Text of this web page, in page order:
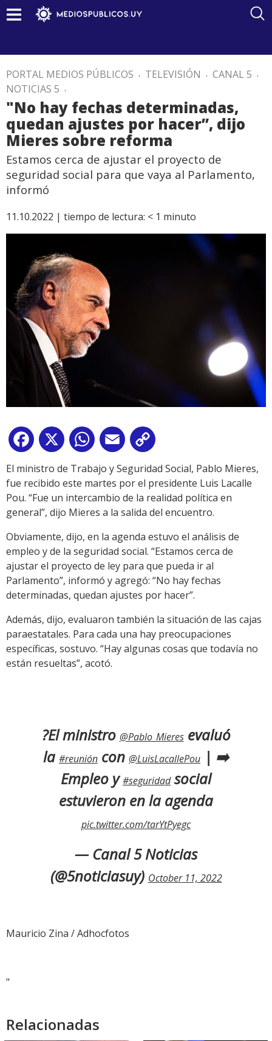
PORTAL MEDIOS PÚBLICOS . TELEVISIÓN . CANAL 5 .
NOTICIAS 5 .
"No hay fechas determinadas,
quedan ajustes por hacer”, dijo
Mieres sobre reforma
Estamos cerca de ajustar el proyecto de
seguridad social para que vaya al Parlamento,
informó
11.10.2022 | tiempo de lectura: < 1 minuto
Facebook
X WhatsApp
Email
Link
El ministro de Trabajo y Seguridad Social, Pablo Mieres,
fue recibido este martes por el presidente Luis Lacalle
Pou. “Fue un intercambio de la realidad política en
general”, dijo Mieres a la salida del encuentro.
Obviamente, dijo, en la agenda estuvo el análisis de
empleo y de la seguridad social. “Estamos cerca de
ajustar el proyecto de ley para que pueda ir al
Parlamento”, informó y agregó: “No hay fechas
determinadas, quedan ajustes por hacer”.
Además, dijo, evaluaron también la situación de las cajas
paraestatales. Para cada una hay preocupaciones
específicas, sostuvo. “Hay algunas cosas que todavía no
están resueltas”, acotó.
?El ministro @Pablo_Mieresevaluó
la #reunión con @LuisLacallePou | ➡️
Empleo y#seguridadsocial
estuvieron en la agenda
pic.twitter.com/tarYtPyegc
— Canal 5 Noticias
(@5noticiasuy) October 11, 2022
Mauricio Zina / Adhocfotos
"
Relacionadas